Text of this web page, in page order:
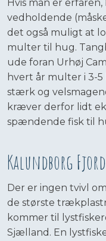
Hvis man er
vedholdende
det også muligt at
multer til hug.
ude foran Urhøj
hvert år multer i 3-
stærk og
kræver derfor lidt
spændende fisk til
Kalundborg Fjord
Der er ingen tvivl
de største
kommer til
Sjælland. En